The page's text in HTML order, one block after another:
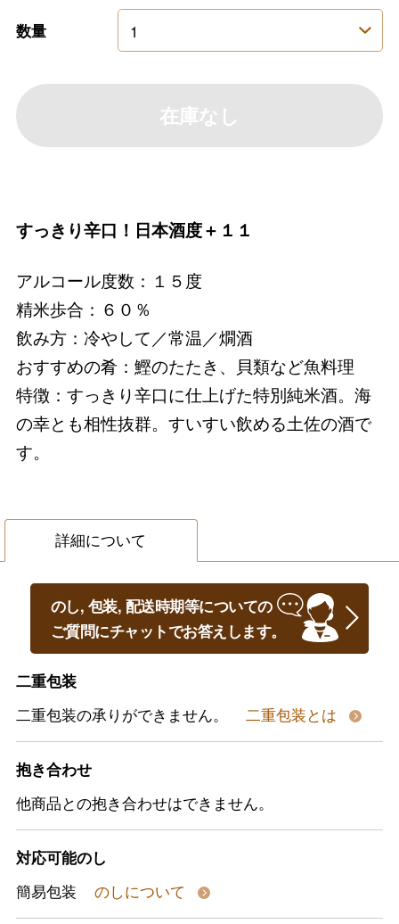
数量
在庫なし
すっきり辛口！日本酒度＋１１
アルコール度数：１５度
精米歩合：６０％
飲み方：冷やして／常温／燗酒
おすすめの肴：鰹のたたき、貝類など魚料理
特徴：すっきり辛口に仕上げた特別純米酒。海
の幸とも相性抜群。すいすい飲める土佐の酒で
す。
詳細について
のし, 包装, 配送時期等についての
ご質問にチャットでお答えします。
二重包装
二重包装の承りができません。
二重包装とは
抱き合わせ
他商品との抱き合わせはできません。
対応可能のし
簡易包装
のしについて